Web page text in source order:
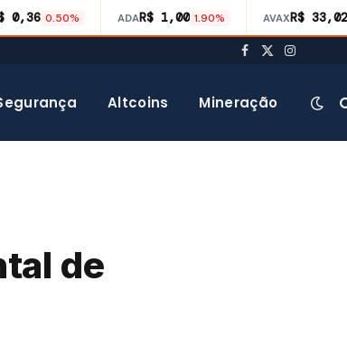
0,36 0.50% ADAR$ 1,00 1.90% AVAXR$ 33,02
Facebook
X
Altcoins Mineração
de